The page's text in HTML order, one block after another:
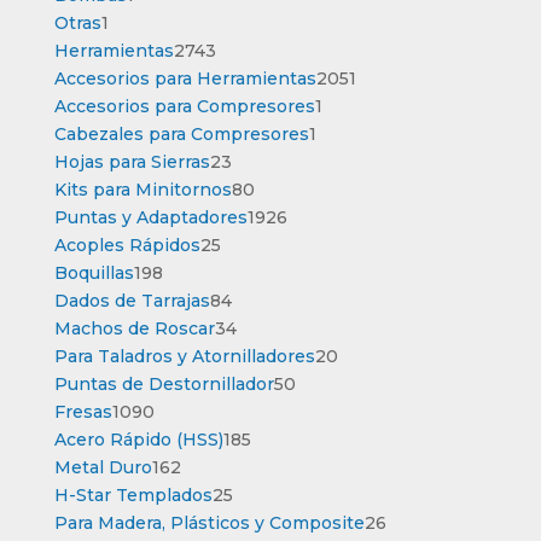
Otras1
producto
Herramientas27432743
productos
Accesorios para Herramientas2051
Accesorios para Compresores1
Cabezales para Compresores1
Hojas para Sierras2323
productos
Kits para Minitornos8080
productos
Puntas y Adaptadores19261926
Acoples Rápidos2525
Boquillas198198
productos
Dados de Tarrajas8484
productos
Machos de Roscar3434
productos
Para Taladros y Atornilladores2020
Puntas de Destornillador5050
Fresas10901090
productos
Acero Rápido (HSS)185185
Metal Duro162162
productos
H-Star Templados2525
productos
Para Madera, Plásticos y Composite2626